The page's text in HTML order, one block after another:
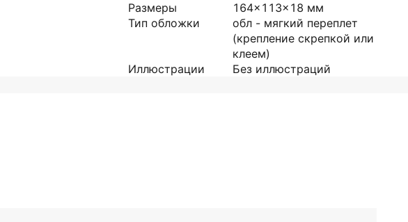
Размеры
164x113x18 мм
Тип обложки
обл - мягкий переплет
(крепление скрепкой или
клеем)
Иллюстрации
Без иллюстраций